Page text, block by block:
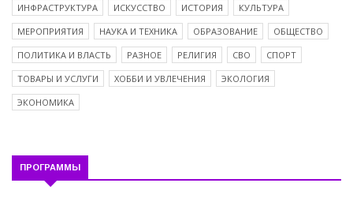
ИНФРАСТРУКТУРА
ИСКУССТВО ИСТОРИЯ
КУЛЬТУРА
МЕРОПРИЯТИЯ
НАУКА И ТЕХНИКА ОБРАЗОВАНИЕ
ОБЩЕСТВО
ПОЛИТИКА И ВЛАСТЬ
РАЗНОЕ РЕЛИГИЯ СВО
СПОРТ
ТОВАРЫ И УСЛУГИ
ХОББИ И УВЛЕЧЕНИЯ
ЭКОЛОГИЯ
ЭКОНОМИКА
ПРОГРАММЫ